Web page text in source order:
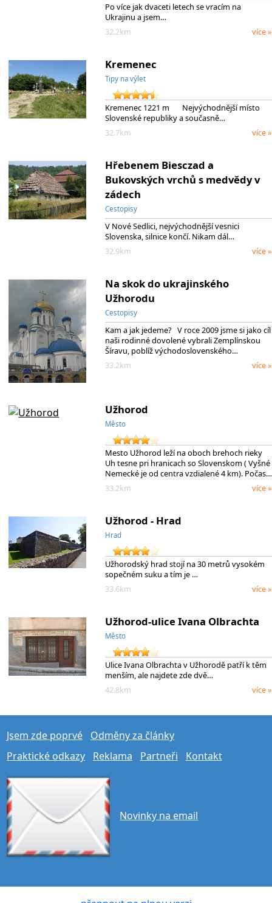
Po více jak dvaceti letech se vracím na
Ukrajinu a jsem…
32.2km
více »
Kremenec
Tipy na výlet
Kremenec 1221 m Nejvýchodnější místo
Slovenské republiky a současně…
32.7km
více »
Hřebenem Biesczad a
Bukovských vrchů s medvědy v
zádech
Cestopisy
V Nové Sedlici, nejvýchodnější vesnici
Slovenska, silnice končí. Nikam dál…
32.9km
více »
Na skok do ukrajinského
Užhorodu
Cestopisy
Kam a jak jedeme? V roce 2009 jsme si jako cíl
naši rodinné dovolené vybrali Zemplínskou
Šíravu, poblíž východoslovenského…
33.2km
více »
Užhorod
Město
Mesto Užhorod leží na oboch brehoch rieky
Uh tesne pri hranicach so Slovenskom ( Vyšné
Nemecké je od centra vzdialené 4 km). Počas…
33.2km
více »
Užhorod - Hrad
Hrad
Užhorodský hrad stojí na 30 metrů vysokém
sopečném suku a tím je …
33.6km
více »
Užhorod-ulice Ivana Olbrachta
Město
Ulice Ivana Olbrachta v Užhorodě patří k těm
menším, ale najdete zde dvě…
42.8km
více »
Jsem zde poprvé
Odměny za články
Praktické odkazy
Reklama Partneři Kontakt
Novinky na email